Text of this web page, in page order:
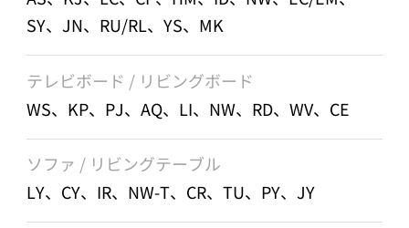
SY、JN、RU/RL、YS、MK
テレビボード / リビングボード
WS、KP、PJ、AQ、LI、NW、RD、WV、CE
ソファ / リビングテーブル
LY、CY、IR、NW-T、CR、TU、PY、JY